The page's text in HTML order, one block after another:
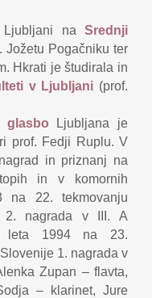
na Srednji
Jožetu Pogačniku ter
Hkrati je študirala in
v Ljubljani (prof.
glasbo Ljubljana je
prof. Fedji Ruplu. V
in priznanj na
in v komornih
na 22. tekmovanju
2. nagrada v III. A
leta 1994 na 23.
1. nagrada v
Zupan – flavta,
– klarinet, Jure